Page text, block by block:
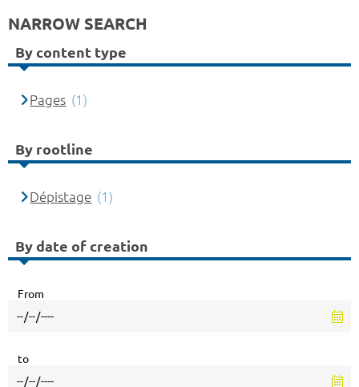
NARROW SEARCH
By content type
Pages (1)
By rootline
Dépistage (1)
By date of creation
From
to